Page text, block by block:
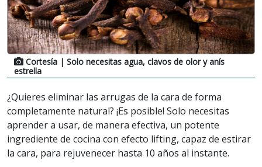
Cortesía | Solo necesitas agua, clavos de olor y anís
estrella
¿Quieres eliminar las arrugas de la cara de forma
completamente natural? ¡Es posible! Solo necesitas
aprender a usar, de manera efectiva, un potente
ingrediente de cocina con efecto lifting, capaz de estirar
la cara, para rejuvenecer hasta 10 años al instante.